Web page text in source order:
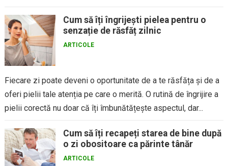
Cum să îți îngrijești pielea pentru o
senzație de răsfăț zilnic
ARTICOLE
Fiecare zi poate deveni o oportunitate de a te răsfăța și de a
oferi pielii tale atenția pe care o merită. O rutină de îngrijire a
pielii corectă nu doar că îți îmbunătățește aspectul, dar...
Cum să îți recapeți starea de bine după
o zi obositoare ca părinte tânăr
ARTICOLE